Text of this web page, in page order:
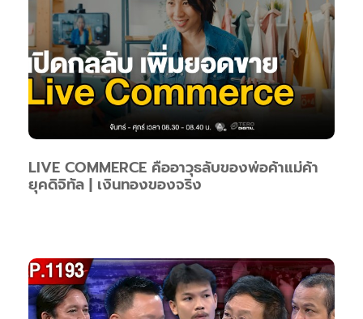
LIVE COMMERCE คืออาวุธลับของพ่อค้าแม่ค้า
ยุคดิจิทัล | เงินทองของจริง